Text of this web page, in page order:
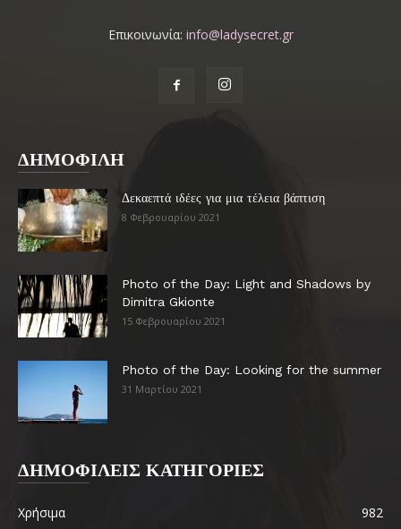
Επικοινωνία: info@ladysecret.gr
ΔΗΜΟΦΙΛΗ
Δεκαεπτά ιδέες για μια τέλεια βάπτιση
8 Φεβρουαρίου 2021
Photo of the Day: Light and Shadows by
Dimitra Gkionte
15 Φεβρουαρίου 2021
Photo of the Day: Looking for the summer
31 Μαρτίου 2021
ΔΗΜΟΦΙΛΕΙΣ ΚΑΤΗΓΟΡΙΕΣ
Χρήσιμα 982